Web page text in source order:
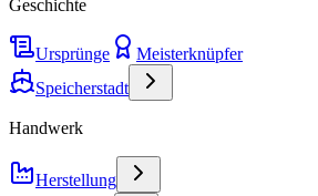
Geschichte
Ursprünge
Meisterknüpfer
Speicherstadt
Handwerk
Herstellung